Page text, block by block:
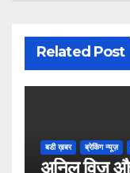
Related Post
बडी ख़बर ब्रेकिंग न्यूज़
अनिल विज